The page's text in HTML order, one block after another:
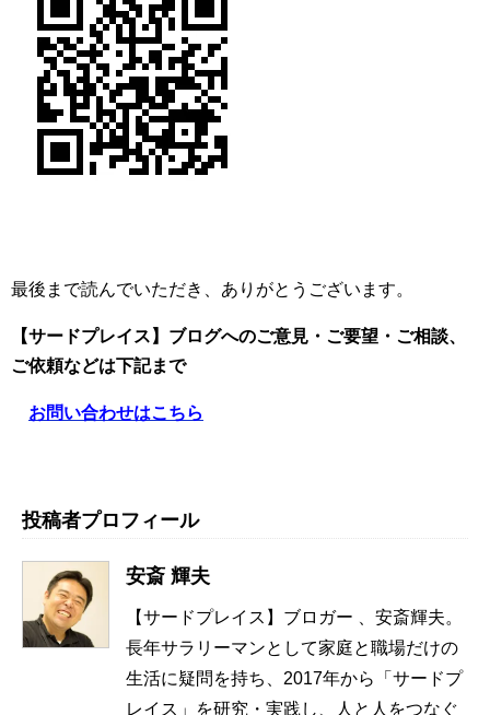
最後まで読んでいただき、ありがとうございます。
【サードプレイス】ブログへのご意見・ご要望・ご相談、
ご依頼などは下記まで
お問い合わせはこちら
投稿者プロフィール
安斎 輝夫
【サードプレイス】ブロガー 、安斎輝夫。
長年サラリーマンとして家庭と職場だけの
生活に疑問を持ち、2017年から「サードプ
レイス」を研究・実践し、人と人をつなぐ